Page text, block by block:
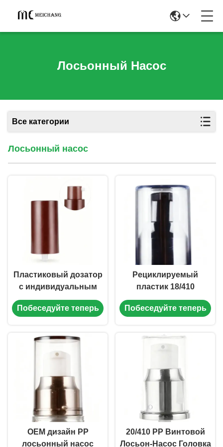
Лосьонный Насос
Все категории
Лосьонный насос
Пластиковый дозатор
с индивидуальным
цветом, PP,
резьбовой, для
125)
Побеседуйте теперь
Рециклируемый
пластик 18/410
косметический лосьон
насос детский
Побеседуйте теперь
OEM дизайн PP
лосьонный насос
20/410 PP Винтовой
Лосьон-Насос Головка